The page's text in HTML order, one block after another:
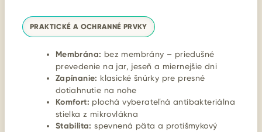
PRAKTICKÉ A OCHRANNÉ PRVKY
Membrána: bez membrány – priedušné
prevedenie na jar, jeseň a miernejšie dni
Zapínanie: klasické šnúrky pre presné
dotiahnutie na nohe
Komfort: plochá vyberateľná antibakteriálna
stielka z mikrovlákna
Stabilita: spevnená päta a protišmykový